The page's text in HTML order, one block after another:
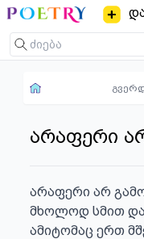
არაფერი
არაფერი არ
მხოლოდ სმით
ამიტომაც ერთ